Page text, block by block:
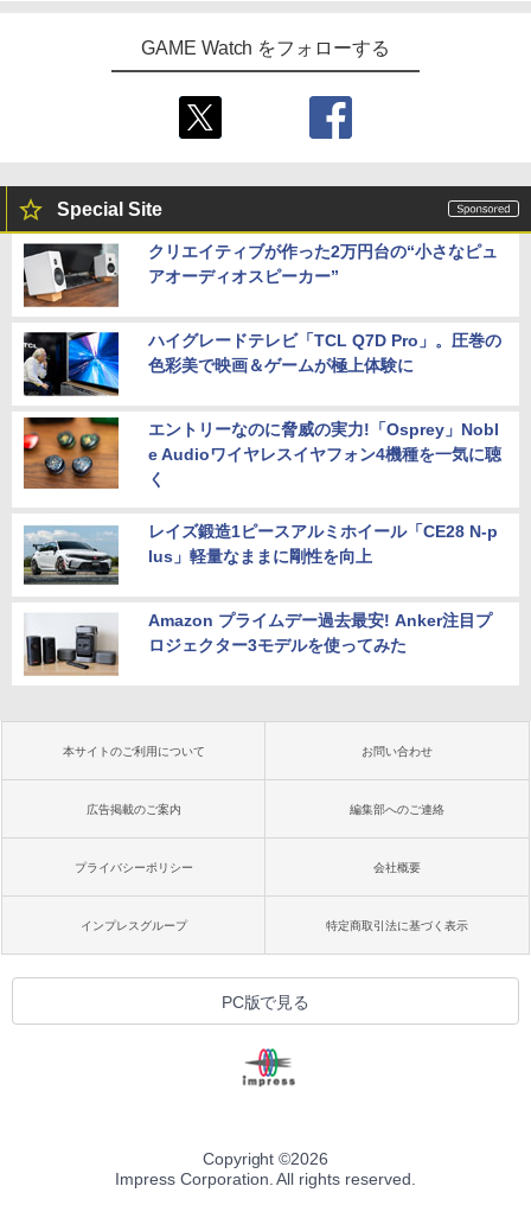
￥8,589
ハードポーチ ゲームカード12枚収納 ア
クセサリーポーチ
￥2,653
アム [POT-P-AAS5A NSW2 ツ-ポイント
ミュ-ジアム]
￥3,490
￥4,968
GAME Watch をフォローする
Special Site
クリエイティブが作った2万円台の“小さなピュ
アオーディオスピーカー”
ハイグレードテレビ「TCL Q7D Pro」。圧巻の
色彩美で映画＆ゲームが極上体験に
エントリーなのに脅威の実力!「Osprey」Nobl
e Audioワイヤレスイヤフォン4機種を一気に聴
く
レイズ鍛造1ピースアルミホイール「CE28 N-p
lus」軽量なままに剛性を向上
Amazon プライムデー過去最安! Anker注目プ
ロジェクター3モデルを使ってみた
本サイトのご利用について お問い合わせ
広告掲載のご案内 編集部へのご連絡
プライバシーポリシー 会社概要
インプレスグループ 特定商取引法に基づく表示
PC版で見る
Copyright ©2026
Impress Corporation. All rights reserved.